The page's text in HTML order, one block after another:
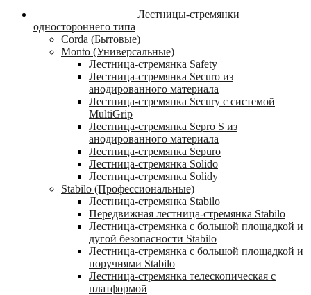
Лестницы-стремянки
одностороннего типа
Corda (Бытовые)
Monto (Универсальные)
Лестница-стремянка Safety
Лестница-стремянка Securo из
анодированного материала
Лестница-стремянка Secury с системой
MultiGrip
Лестница-стремянка Sepro S из
анодированного материала
Лестница-стремянка Sepuro
Лестница-стремянка Solido
Лестница-стремянка Solidy
Stabilo (Профессиональные)
Лестница-стремянка Stabilo
Передвижная лестница-стремянка Stabilo
Лестница-стремянка с большой площадкой и
дугой безопасности Stabilo
Лестница-стремянка с большой площадкой и
поручнями Stabilo
Лестница-стремянка телескопическая с
платформой